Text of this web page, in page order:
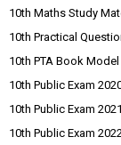
10th Maths Study
10th Practical
10th PTA Book
10th Public Exam
10th Public Exam
10th Public Exam